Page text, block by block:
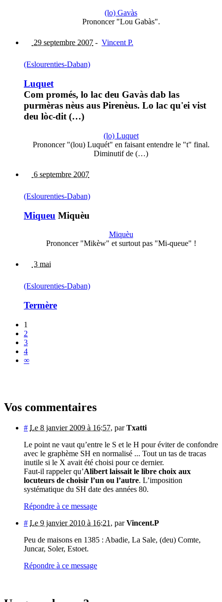
(lo) Gavàs
Prononcer "Lou Gabàs".
29 septembre 2007 - Vincent P.
(Eslourenties-Daban)
Luquet
Com promés, lo lac deu Gavàs dab las
purmèras nèus aus Pirenèus. Lo lac qu'ei vist
deu lòc-dit (…)
(lo) Luquet
Prononcer "(lou) Luquét" en faisant entendre le "t" final.
Diminutif de (…)
6 septembre 2007
(Eslourenties-Daban)
Miqueu Miquèu
Miquèu
Prononcer "Mikèw" et surtout pas "Mi-queue" !
3 mai
(Eslourenties-Daban)
Termère
1
2
3
4
∞
Vos commentaires
# Le 8 janvier 2009 à 16:57, parTxatti
Le point ne vaut qu’entre le S et le H pour éviter de confondre
avec le graphème SH en normalisé ... Tout un tas de tracas
inutile si le X avait été choisi pour ce dernier.
Faut-il rappeler qu’Alibert laissait le libre choix aux
locuteurs de choisir l’un ou l’autre. L’imposition
systématique du SH date des années 80.
Répondre à ce message
# Le 9 janvier 2010 à 16:21, parVincent.P
Peu de maisons en 1385 : Abadie, La Sale, (deu) Comte,
Juncar, Soler, Estoet.
Répondre à ce message